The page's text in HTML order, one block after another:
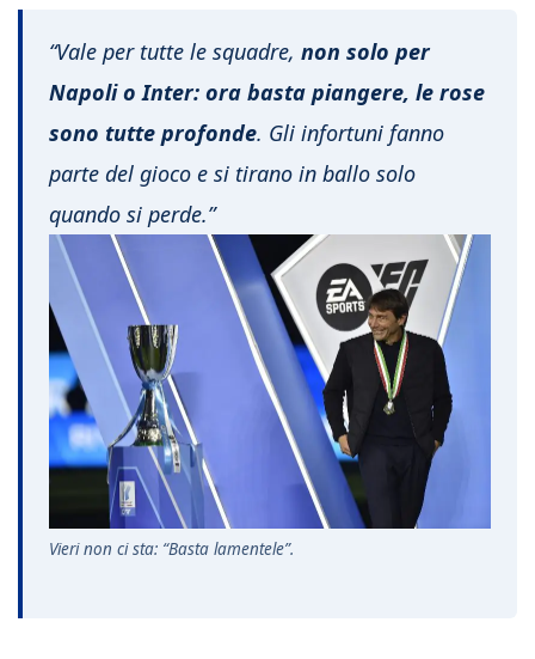
“Vale per tutte le squadre, non solo per
Napoli o Inter: ora basta piangere, le rose
sono tutte profonde. Gli infortuni fanno
parte del gioco e si tirano in ballo solo
quando si perde.”
Vieri non ci sta: “Basta lamentele”.